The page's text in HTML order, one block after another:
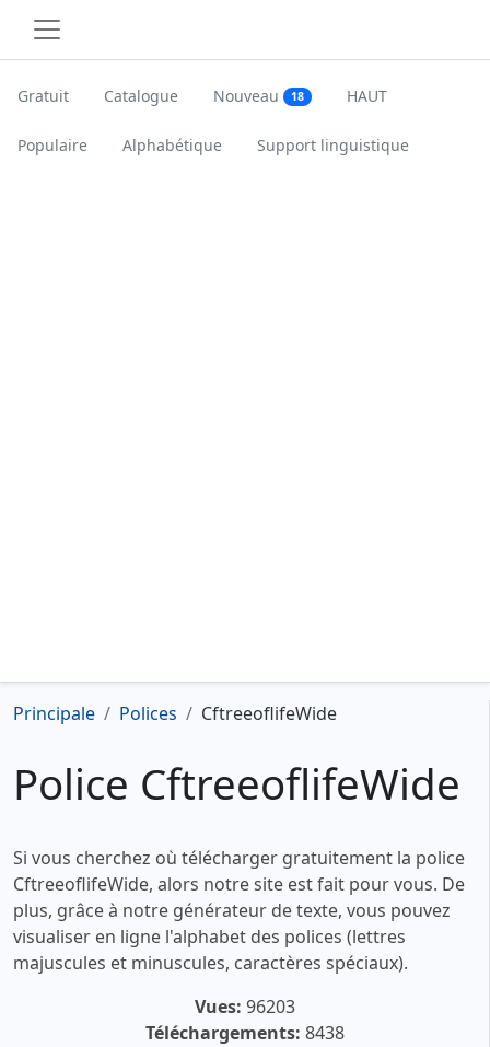
Gratuit Catalogue Nouveau 18 HAUT
Populaire Alphabétique Support linguistique
Principale Polices CftreeoflifeWide
Police CftreeoflifeWide
Si vous cherchez où télécharger gratuitement la police
CftreeoflifeWide, alors notre site est fait pour vous. De
plus, grâce à notre générateur de texte, vous pouvez
visualiser en ligne l'alphabet des polices (lettres
majuscules et minuscules, caractères spéciaux).
Vues: 96203
Téléchargements: 8438